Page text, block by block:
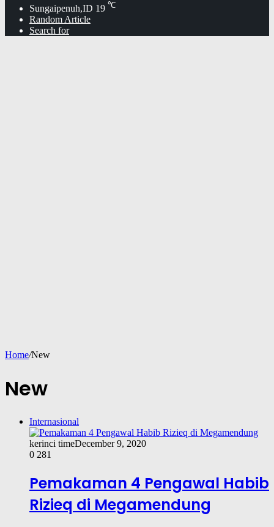
Sungaipenuh,ID 19 ℃
Random Article
Search for
Home/New
New
Internasional
kerinci timeDecember 9, 2020
0 281
Pemakaman 4 Pengawal Habib
Rizieq di Megamendung